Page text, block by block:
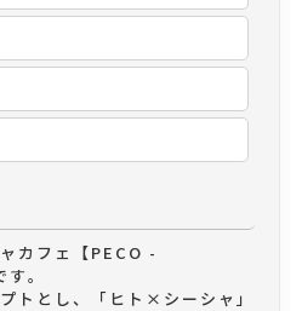
カフェ【PECO -
。
トとし、「ヒト×シーシャ」